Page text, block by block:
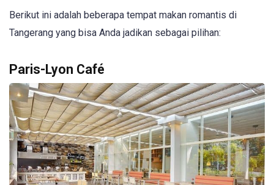
Berikut ini adalah beberapa tempat makan romantis di
Tangerang yang bisa Anda jadikan sebagai pilihan:
Paris-Lyon Café